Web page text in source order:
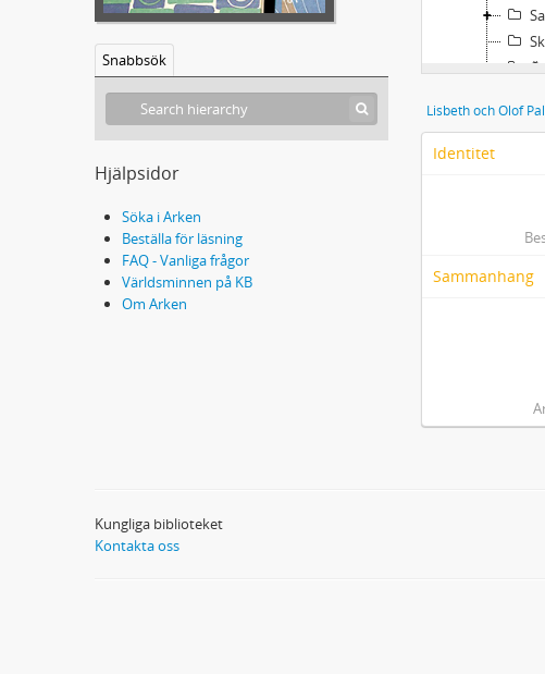
Snabbsök
Hjälpsidor
Söka i Arken
Beställa för läsning
FAQ - Vanliga frågor
Världsminnen på KB
Om Arken
Lisbeth och Olof
Identitet
Sammanhang
Kungliga biblioteket
Kontakta oss